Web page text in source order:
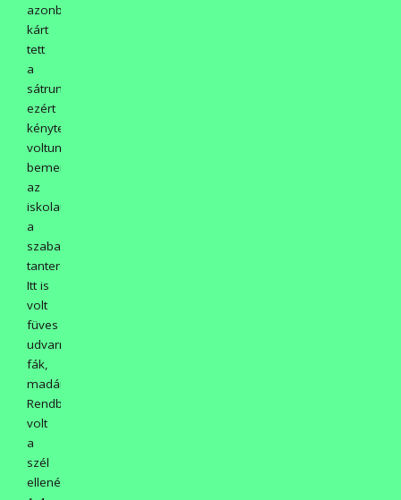
azonban
kárt
tett
a
sátrunkban,
ezért
kénytelenek
voltunk
bemenni
az
iskolaudvarba,
a
szabadtéri
tanterembe.
Itt is
volt
füves
udvarrész,
fák,
madárhang.
Rendben
volt
a
szél
ellenére.